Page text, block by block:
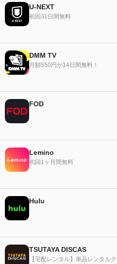
U-NEXT
初回31日間無料
DMM TV
月額550円が14日間無料！
FOD
Lemino
初回1ヶ月間無料
Hulu
TSUTAYA DISCAS
【宅配レンタル】単品レンタル